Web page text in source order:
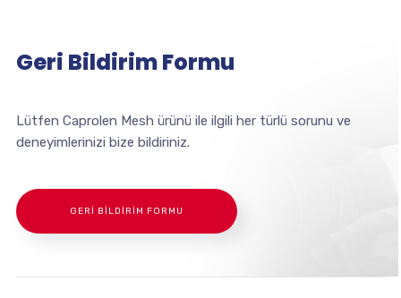
Geri Bildirim Formu
Lütfen Caprolen Mesh ürünü ile ilgili her türlü sorunu ve
deneyimlerinizi bize bildiriniz.
GERI BILDIRIM FORMU